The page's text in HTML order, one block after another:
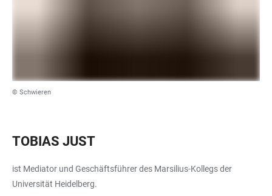
© Schwieren
TOBIAS JUST
ist Mediator und Geschäftsführer des Marsilius-Kollegs der
Universität Heidelberg.